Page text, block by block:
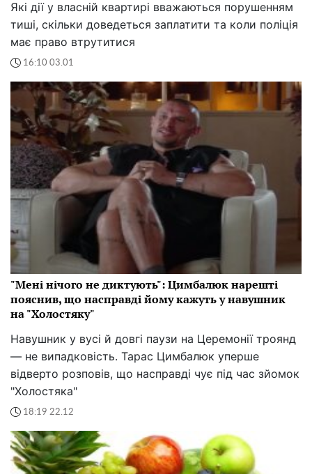
Які дії у власній квартирі вважаються порушенням
тиші, скільки доведеться заплатити та коли поліція
має право втрутитися
16:10 03.01
"Мені нічого не диктують": Цимбалюк нарешті
пояснив, що насправді йому кажуть у навушник
на "Холостяку"
Навушник у вусі й довгі паузи на Церемонії троянд
— не випадковість. Тарас Цимбалюк уперше
відверто розповів, що насправді чує під час зйомок
"Холостяка"
18:19 22.12